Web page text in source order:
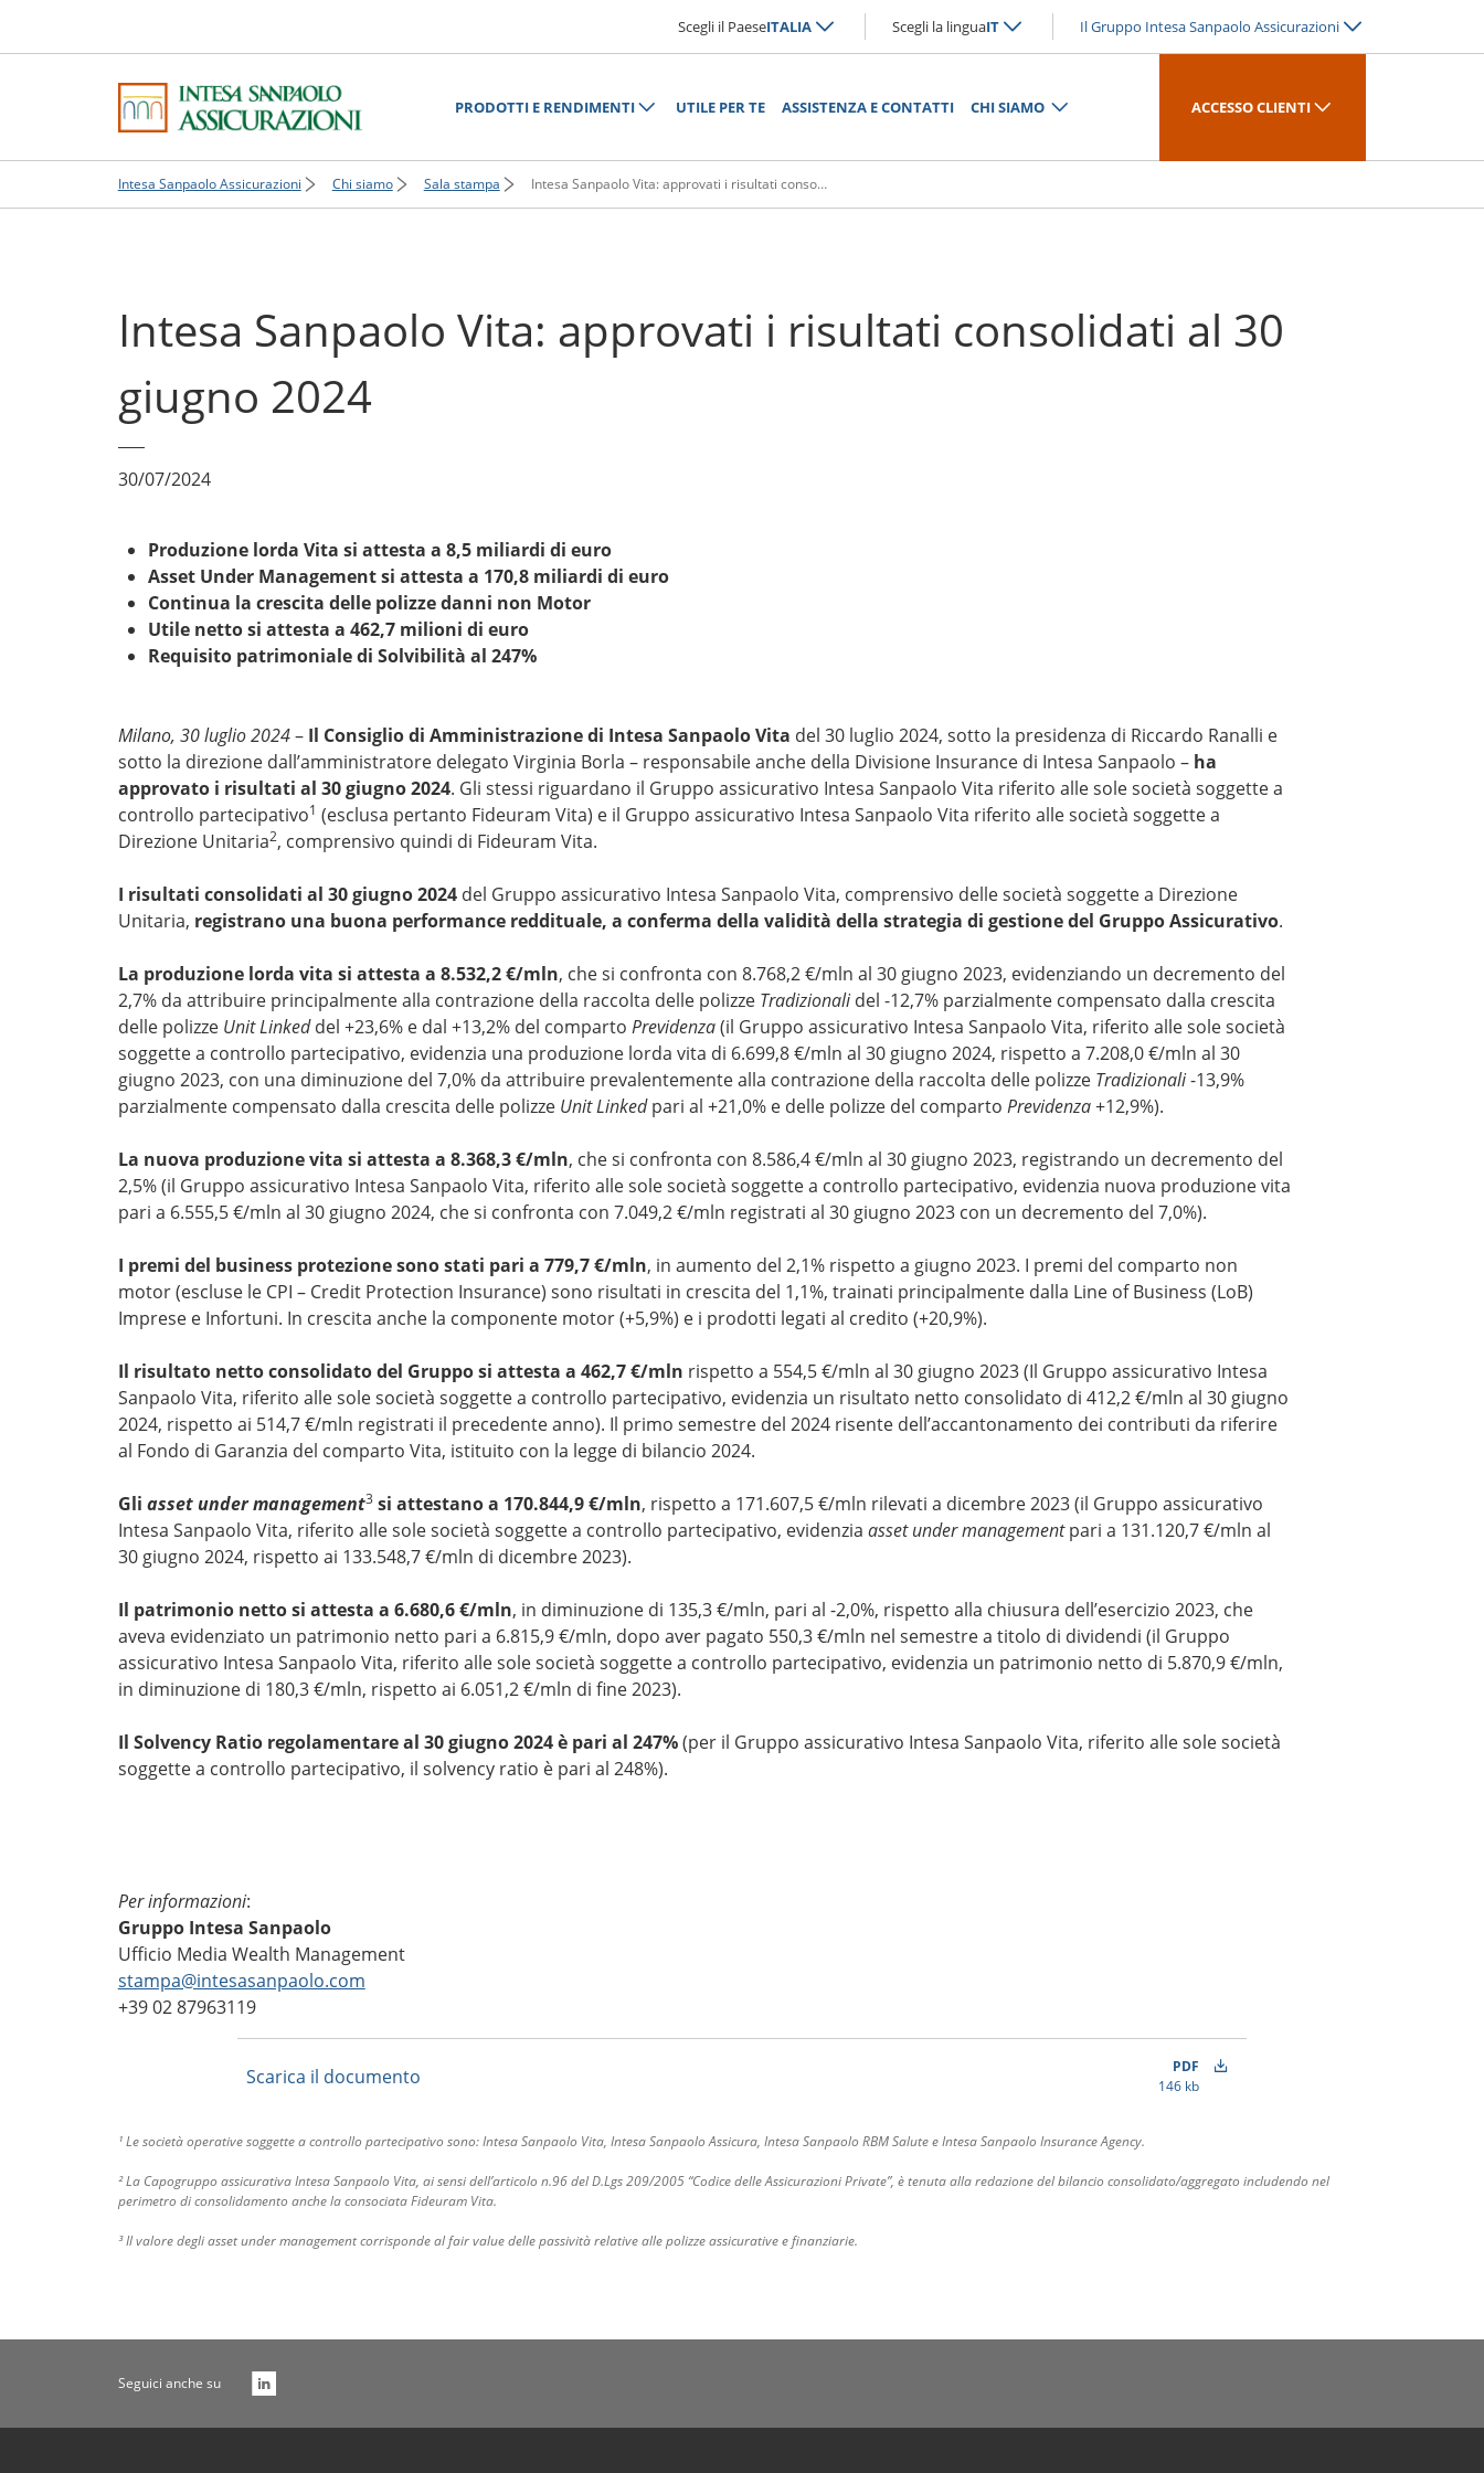
Scegli il PaeseITALIA Scegli la linguaIT Il Gruppo Intesa Sanpaolo Assicurazioni
PRODOTTI E RENDIMENTI UTILE PER TE ASSISTENZA E CONTATTI CHI SIAMO ACCESSO CLIENTI
Intesa Sanpaolo Assicurazioni Chi siamo Sala stampa Intesa Sanpaolo Vita: approvati i risultati consolidati al 30 giugno 2024
Intesa Sanpaolo Vita: approvati i risultati consolidati al 30
giugno 2024
30/07/2024
Produzione lorda Vita si attesta a 8,5 miliardi di euro
Asset Under Management si attesta a 170,8 miliardi di euro
Continua la crescita delle polizze danni non Motor
Utile netto si attesta a 462,7 milioni di euro
Requisito patrimoniale di Solvibilità al 247%
Milano, 30 luglio 2024– Il Consiglio di Amministrazione di Intesa Sanpaolo Vita del 30 luglio 2024, sotto la presidenza di Riccardo Ranalli e
sotto la direzione dall’amministratore delegato Virginia Borla – responsabile anche della Divisione Insurance di Intesa Sanpaolo – ha
approvato i risultati al 30 giugno 2024. Gli stessi riguardano il Gruppo assicurativo Intesa Sanpaolo Vita riferito alle sole società soggette a
controllo partecipativo1 (esclusa pertanto Fideuram Vita) e il Gruppo assicurativo Intesa Sanpaolo Vita riferito alle società soggette a
Direzione Unitaria2, comprensivo quindi di Fideuram Vita.
I risultati consolidati al 30 giugno 2024del Gruppo assicurativo Intesa Sanpaolo Vita, comprensivo delle società soggette a Direzione
Unitaria, registrano una buona performance reddituale, a conferma della validità della strategia di gestione del Gruppo Assicurativo.
La produzione lorda vita si attesta a 8.532,2 €/mln, che si confronta con 8.768,2 €/mln al 30 giugno 2023, evidenziando un decremento del
2,7% da attribuire principalmente alla contrazione della raccolta delle polizze Tradizionalidel -12,7% parzialmente compensato dalla crescita
delle polizze Unit Linkeddel +23,6% e dal +13,2% del comparto Previdenza(il Gruppo assicurativo Intesa Sanpaolo Vita, riferito alle sole società
soggette a controllo partecipativo, evidenzia una produzione lorda vita di 6.699,8 €/mln al 30 giugno 2024, rispetto a 7.208,0 €/mln al 30
giugno 2023, con una diminuzione del 7,0% da attribuire prevalentemente alla contrazione della raccolta delle polizze Tradizionali-13,9%
parzialmente compensato dalla crescita delle polizze Unit Linkedpari al +21,0% e delle polizze del comparto Previdenza+12,9%).
La nuova produzione vita si attesta a 8.368,3 €/mln, che si confronta con 8.586,4 €/mln al 30 giugno 2023, registrando un decremento del
2,5% (il Gruppo assicurativo Intesa Sanpaolo Vita, riferito alle sole società soggette a controllo partecipativo, evidenzia nuova produzione vita
pari a 6.555,5 €/mln al 30 giugno 2024, che si confronta con 7.049,2 €/mln registrati al 30 giugno 2023 con un decremento del 7,0%).
I premi del business protezione sono stati pari a 779,7 €/mln, in aumento del 2,1% rispetto a giugno 2023. I premi del comparto non
motor (escluse le CPI – Credit Protection Insurance) sono risultati in crescita del 1,1%, trainati principalmente dalla Line of Business (LoB)
Imprese e Infortuni. In crescita anche la componente motor (+5,9%) e i prodotti legati al credito (+20,9%).
Il risultato netto consolidato del Gruppo si attesta a 462,7 €/mln rispetto a 554,5 €/mln al 30 giugno 2023 (Il Gruppo assicurativo Intesa
Sanpaolo Vita, riferito alle sole società soggette a controllo partecipativo, evidenzia un risultato netto consolidato di 412,2 €/mln al 30 giugno
2024, rispetto ai 514,7 €/mln registrati il precedente anno). Il primo semestre del 2024 risente dell’accantonamento dei contributi da riferire
al Fondo di Garanzia del comparto Vita, istituito con la legge di bilancio 2024.
Gli asset under management3 si attestano a 170.844,9 €/mln, rispetto a 171.607,5 €/mln rilevati a dicembre 2023 (il Gruppo assicurativo
Intesa Sanpaolo Vita, riferito alle sole società soggette a controllo partecipativo, evidenzia asset under managementpari a 131.120,7 €/mln al
30 giugno 2024, rispetto ai 133.548,7 €/mln di dicembre 2023).
Il patrimonio netto si attesta a 6.680,6 €/mln, in diminuzione di 135,3 €/mln, pari al -2,0%, rispetto alla chiusura dell’esercizio 2023, che
aveva evidenziato un patrimonio netto pari a 6.815,9 €/mln, dopo aver pagato 550,3 €/mln nel semestre a titolo di dividendi (il Gruppo
assicurativo Intesa Sanpaolo Vita, riferito alle sole società soggette a controllo partecipativo, evidenzia un patrimonio netto di 5.870,9 €/mln,
in diminuzione di 180,3 €/mln, rispetto ai 6.051,2 €/mln di fine 2023).
Il Solvency Ratio regolamentare al 30 giugno 2024 è pari al 247%(per il Gruppo assicurativo Intesa Sanpaolo Vita, riferito alle sole società
soggette a controllo partecipativo, il solvency ratio è pari al 248%).
Per informazioni:
Gruppo Intesa Sanpaolo
Ufficio Media Wealth Management
stampa@intesasanpaolo.com
+39 02 87963119
Scarica il documento
PDF
146 kb
¹ Le società operative soggette a controllo partecipativo sono: Intesa Sanpaolo Vita, Intesa Sanpaolo Assicura, Intesa Sanpaolo RBM Salute e Intesa Sanpaolo Insurance Agency.
² La Capogruppo assicurativa Intesa Sanpaolo Vita, ai sensi dell’articolo n.96 del D.Lgs 209/2005 “Codice delle Assicurazioni Private”, è tenuta alla redazione del bilancio consolidato/aggregato includendo nel
perimetro di consolidamento anche la consociata Fideuram Vita.
³ Il valore degli asset under management corrisponde al fair value delle passività relative alle polizze assicurative e finanziarie.
Seguici anche su